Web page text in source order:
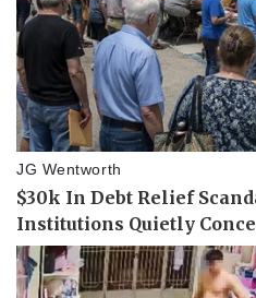
Pháp luật
Vụ án
Tin nóng
Tư vấn luật